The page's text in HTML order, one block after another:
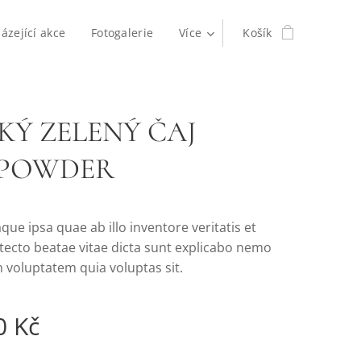
akce Fotogalerie Více Košík
ZELENÝ ČAJ
ipsa quae ab illo inventore veritatis et
beatae vitae dicta sunt explicabo nemo
voluptatem quia voluptas sit.
Kč